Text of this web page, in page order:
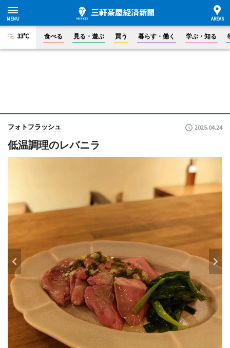
33°C 食べる 見る・遊ぶ 買う 暮らす・働く 学ぶ・知る
フォトフラッシュ 2025.04.24
低温調理のレバニラ